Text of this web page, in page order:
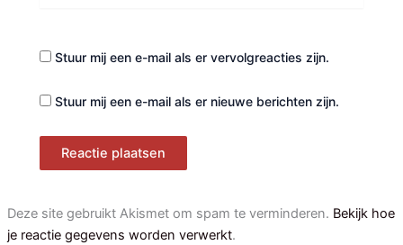
Stuur mij een e-mail als er vervolgreacties zijn.
Stuur mij een e-mail als er nieuwe berichten zijn.
Deze site gebruikt Akismet om spam te verminderen. Bekijk hoe
je reactie gegevens worden verwerkt.